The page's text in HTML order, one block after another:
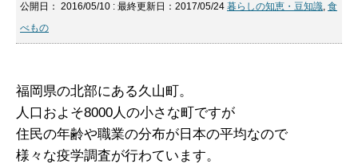
公開日： 2016/05/10 : 最終更新日：2017/05/24 暮らしの知恵・豆知識, 食
べもの
福岡県の北部にある久山町。
人口およそ8000人の小さな町ですが
住民の年齢や職業の分布が日本の平均なので
様々な疫学調査が行わています。